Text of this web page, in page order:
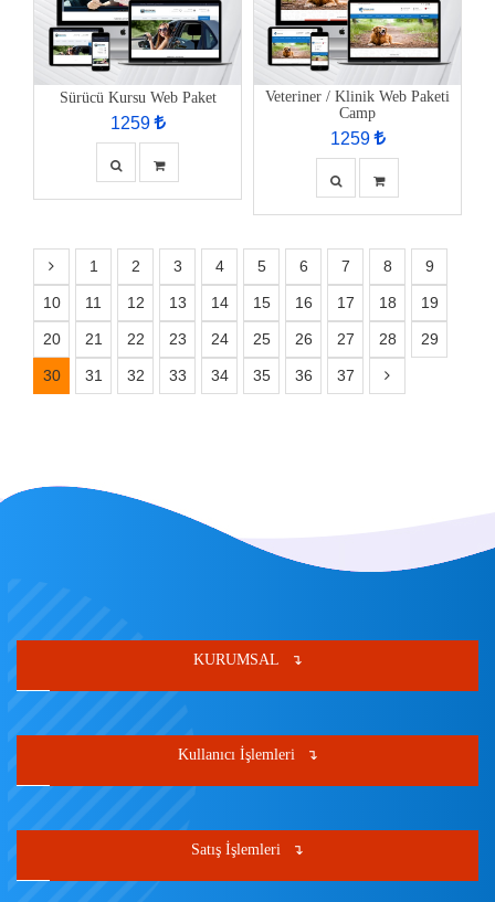
Sürücü Kursu Web Paket
1259
Veteriner / Klinik Web Paketi
Camp
1259
1 2 3 4 5 6 7 8 9
10 11 12 13 14 15 16 17 18 19
20 21 22 23 24 25 26 27 28 29
30 31 32 33 34 35 36 37
KURUMSAL
Kullanıcı İşlemleri
Satış İşlemleri